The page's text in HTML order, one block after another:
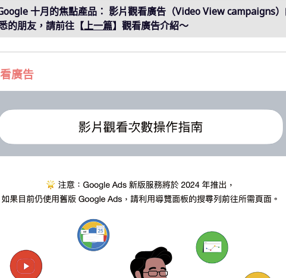
十月的焦點產品： 影片觀看廣告（Video View campaigns）
的朋友，請前往【上一篇】觀看廣告介紹～
廣告